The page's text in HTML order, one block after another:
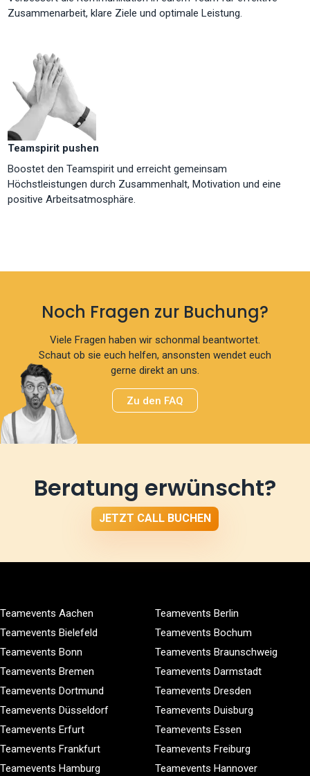
Zusammenarbeit, klare Ziele und optimale Leistung.
Teamspirit pushen
Boostet den Teamspirit und erreicht gemeinsam
Höchstleistungen durch Zusammenhalt, Motivation und eine
positive Arbeitsatmosphäre.
Noch Fragen zur Buchung?
Viele Fragen haben wir schonmal beantwortet.
Schaut ob sie euch helfen, ansonsten wendet euch
gerne direkt an uns.
Zu den FAQ
Beratung erwünscht?
JETZT CALL BUCHEN
Teamevents Aachen
Teamevents Berlin
Teamevents Bielefeld
Teamevents Bochum
Teamevents Bonn
Teamevents Braunschweig
Teamevents Bremen
Teamevents Darmstadt
Teamevents Dortmund
Teamevents Dresden
Teamevents Düsseldorf
Teamevents Duisburg
Teamevents Erfurt
Teamevents Essen
Teamevents Frankfurt
Teamevents Freiburg
Teamevents Hamburg
Teamevents Hannover